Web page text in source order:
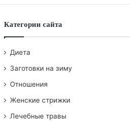
Категории сайта
Диета
Заготовки на зиму
Отношения
Женские стрижки
Лечебные травы